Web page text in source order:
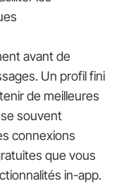
avant de
Un profil fini
de meilleures
souvent
connexions
que vous
in-app.